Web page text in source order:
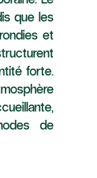
que les
et
forte.
de